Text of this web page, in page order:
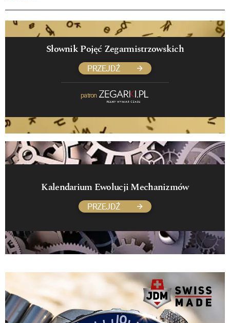
Słownik Pojęć Zegarmistrzowskich
PRZEJDŹ
patron
Kalendarium Ewolucji Mechanizmów
PRZEJDŹ